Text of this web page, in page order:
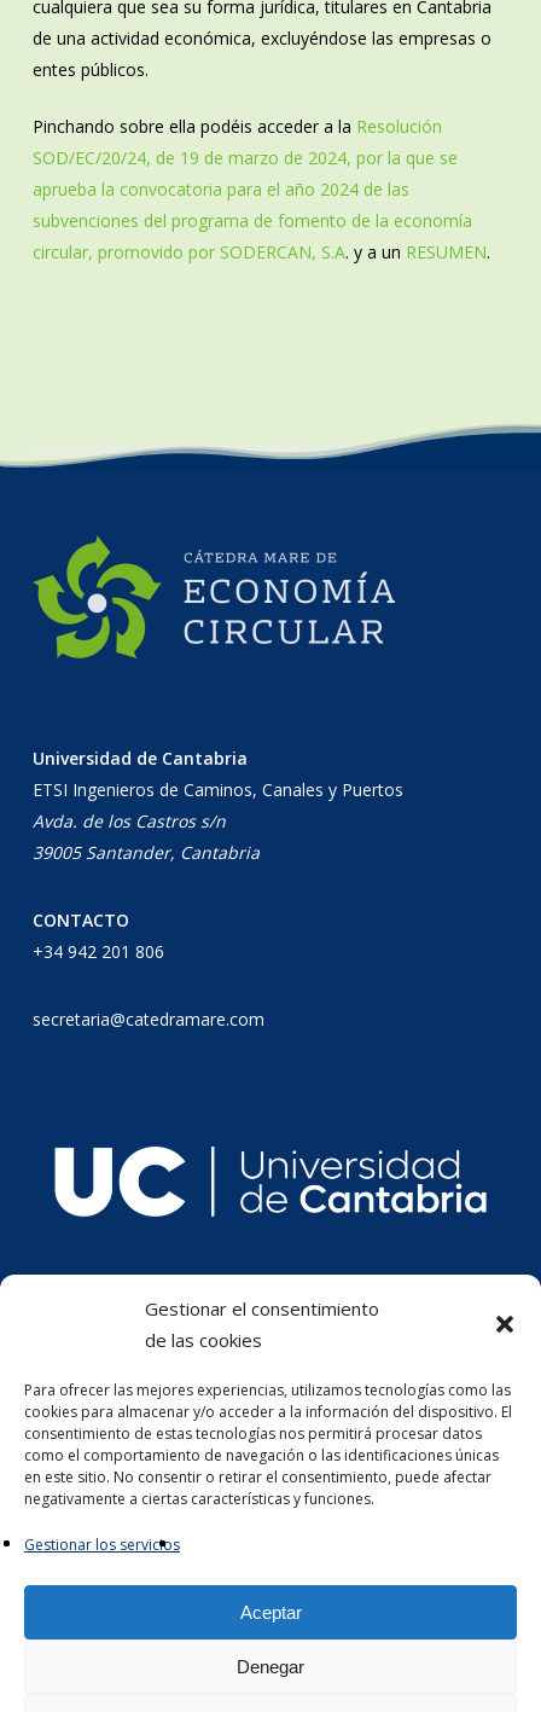
Gestionar el consentimiento
de las cookies
Para ofrecer las mejores experiencias, utilizamos tecnologías como las
cookies para almacenar y/o acceder a la información del dispositivo. El
consentimiento de estas tecnologías nos permitirá procesar datos
como el comportamiento de navegación o las identificaciones únicas
en este sitio. No consentir o retirar el consentimiento, puede afectar
negativamente a ciertas características y funciones.
Gestionar los servicios
Aceptar
Denegar
cualquiera que sea su forma jurídica, titulares en Cantabria
de una actividad económica, excluyéndose las empresas o
entes públicos.
Pinchando sobre ella podéis acceder a la Resolución
SOD/EC/20/24, de 19 de marzo de 2024, por la que se
aprueba la convocatoria para el año 2024 de las
subvenciones del programa de fomento de la economía
circular, promovido por SODERCAN, S.A. y a un RESUMEN.
Universidad de Cantabria
ETSI Ingenieros de Caminos, Canales y Puertos
Avda. de los Castros s/n
39005 Santander, Cantabria
CONTACTO
+34 942 201 806
secretaria@catedramare.com